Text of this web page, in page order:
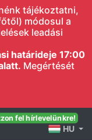
tájékoztatni,
módosul a
leadási
határideje 17:00
Megértését
fel hírlevelünkre!
HU